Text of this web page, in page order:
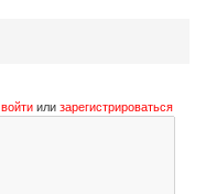
войти или зарегистрироваться